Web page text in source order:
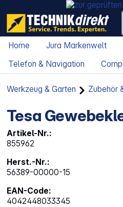
Home Jura Markenwelt
Telefon & Navigation
Werkzeug & Garten Zubehör
Tesa
Artikel-Nr.:
855962
Herst.-Nr.:
56389-00000-15
EAN-Code:
4042448033345